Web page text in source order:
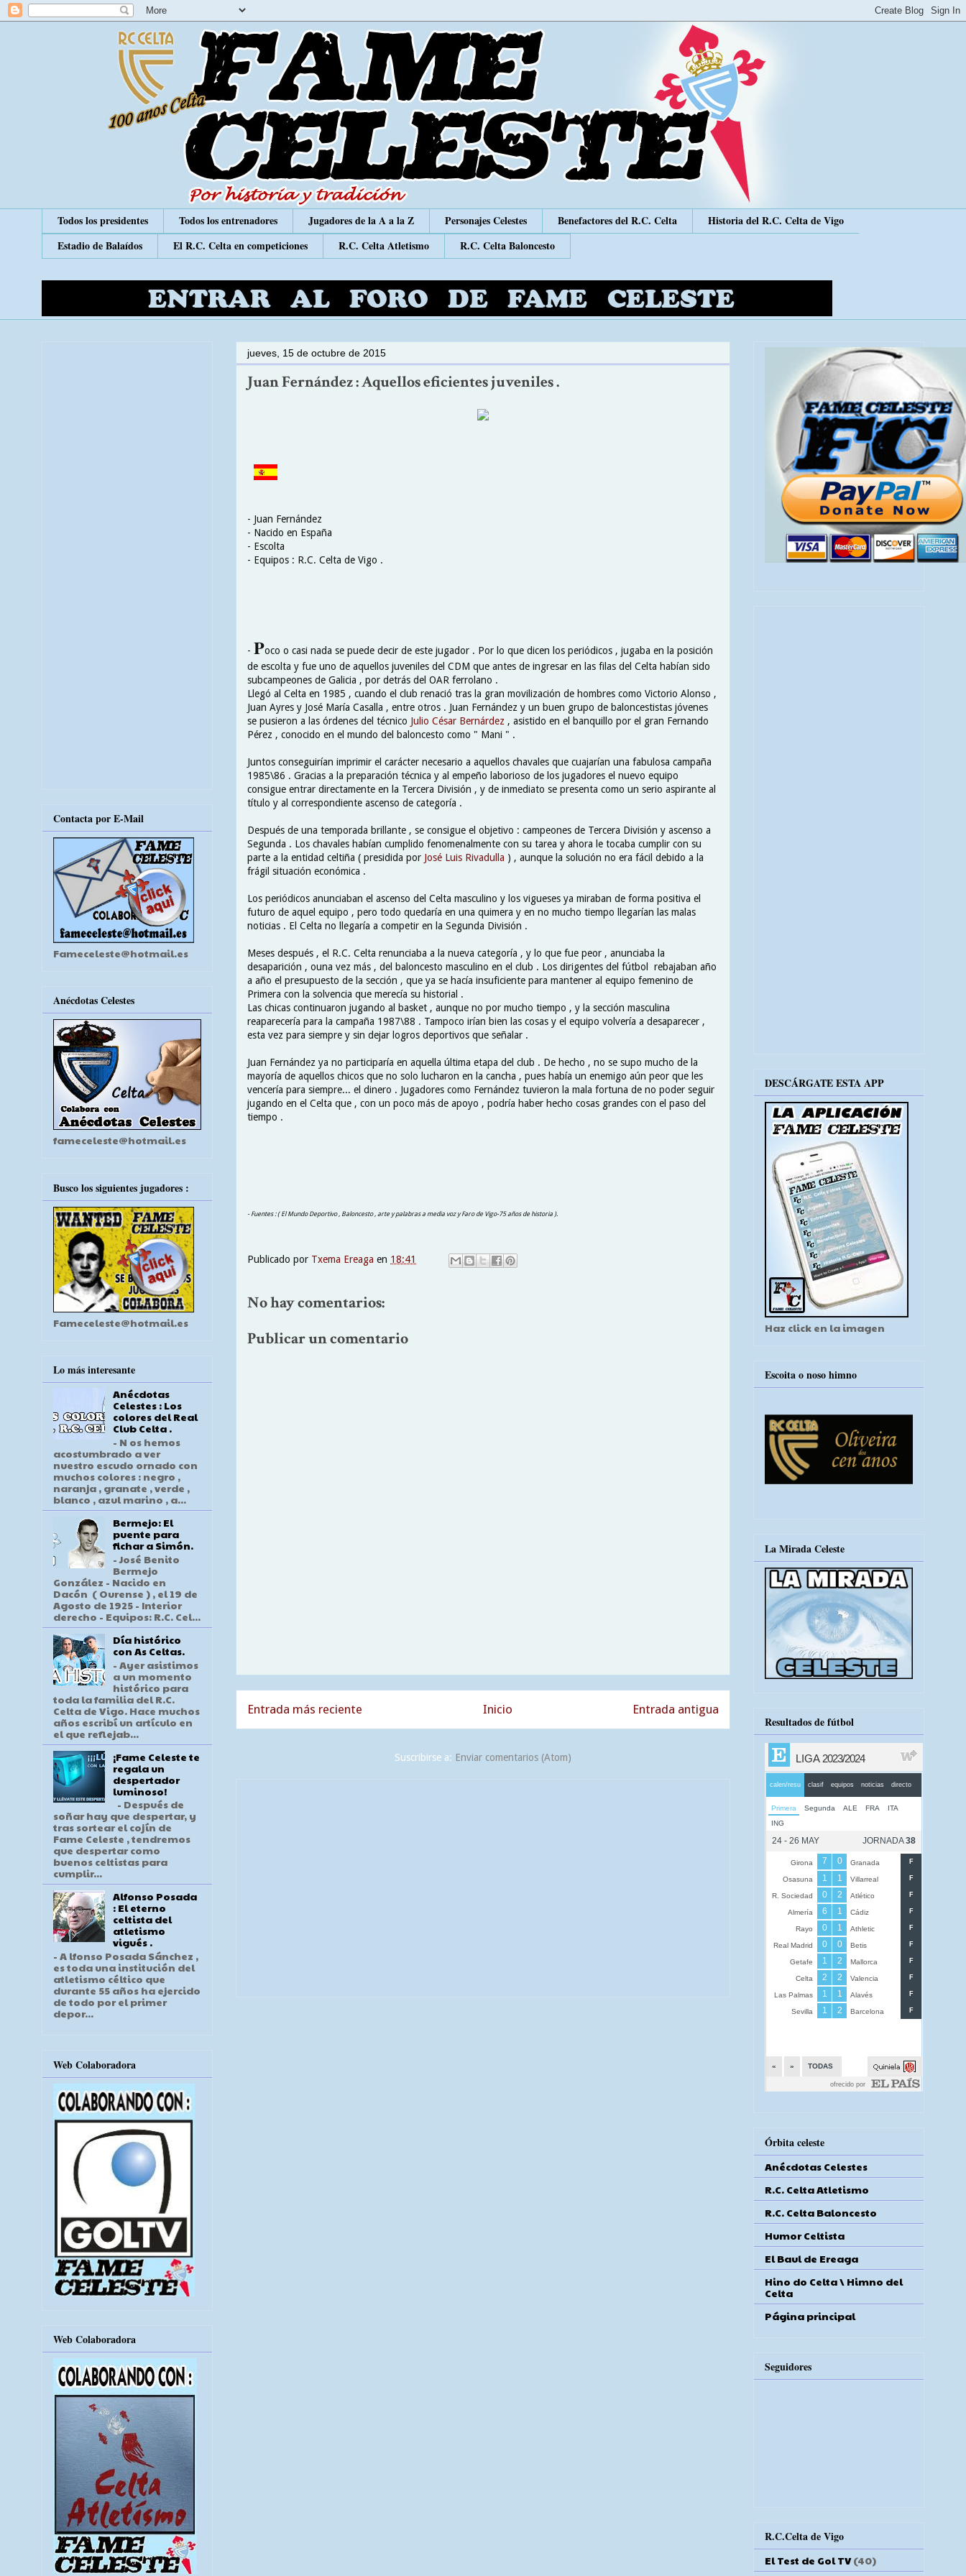
Todos los presidentes Todos los entrenadores Jugadores de la A a la Z Personajes Celestes Benefactores del R.C. Celta
Historia del R.C. Celta de Vigo
Estadio de Balaídos
El R.C. Celta en competiciones R.C. Celta Atletismo R.C. Celta Baloncesto
jueves, 15 de octubre de 2015
Juan Fernández : Aquellos eficientes juveniles .
- Juan Fernández
- Nacido en España
- Escolta
- Equipos : R.C. Celta de Vigo .
- Poco o casi nada se puede decir de este jugador . Por lo que dicen los periódicos , jugaba en la posición
de escolta y fue uno de aquellos juveniles del CDM que antes de ingresar en las filas del Celta habían sido
subcampeones de Galicia , por detrás del OAR ferrolano .
Llegó al Celta en 1985 , cuando el club renació tras la gran movilización de hombres como Victorio Alonso ,
Juan Ayres y José María Casalla , entre otros . Juan Fernández y un buen grupo de baloncestistas jóvenes
se pusieron a las órdenes del técnico Julio César Bernárdez , asistido en el banquillo por el gran Fernando
Pérez , conocido en el mundo del baloncesto como " Mani " .
Juntos conseguirían imprimir el carácter necesario a aquellos chavales que cuajarían una fabulosa campaña
1985\86 . Gracias a la preparación técnica y al empeño laborioso de los jugadores el nuevo equipo
consigue entrar directamente en la Tercera División , y de inmediato se presenta como un serio aspirante al
título y al correspondiente ascenso de categoría .
Después de una temporada brillante , se consigue el objetivo : campeones de Tercera División y ascenso a
Segunda . Los chavales habían cumplido fenomenalmente con su tarea y ahora le tocaba cumplir con su
parte a la entidad celtiña ( presidida por José Luis Rivadulla ) , aunque la solución no era fácil debido a la
frágil situación económica .
Los periódicos anunciaban el ascenso del Celta masculino y los vigueses ya miraban de forma positiva el
futuro de aquel equipo , pero todo quedaría en una quimera y en no mucho tiempo llegarían las malas
noticias . El Celta no llegaría a competir en la Segunda División .
Meses después , el R.C. Celta renunciaba a la nueva categoría , y lo que fue peor , anunciaba la
desaparición , ouna vez más , del baloncesto masculino en el club . Los dirigentes del fútbol rebajaban año
a año el presupuesto de la sección , que ya se hacía insuficiente para mantener al equipo femenino de
Primera con la solvencia que merecía su historial .
Las chicas continuaron jugando al basket , aunque no por mucho tiempo , y la sección masculina
reaparecería para la campaña 1987\88 . Tampoco irían bien las cosas y el equipo volvería a desaparecer ,
esta vez para siempre y sin dejar logros deportivos que señalar .
Juan Fernández ya no participaría en aquella última etapa del club . De hecho , no se supo mucho de la
mayoría de aquellos chicos que no solo lucharon en la cancha , pues había un enemigo aún peor que les
vencería para siempre... el dinero . Jugadores como Fernández tuvieron la mala fortuna de no poder seguir
jugando en el Celta que , con un poco más de apoyo , podría haber hecho cosas grandes con el paso del
tiempo .
- Fuentes : ( El Mundo Deportivo , Baloncesto , arte y palabras a media voz y Faro de Vigo-75 años de historia ).
Publicado por Txema Ereaga en 18:41
No hay comentarios:
Publicar un comentario
Entrada más reciente Entrada antigua
Inicio
Suscribirse a: Enviar comentarios (Atom)
Contacta por E-Mail
Fameceleste@hotmail.es
Anécdotas Celestes
fameceleste@hotmail.es
Busco los siguientes jugadores :
Fameceleste@hotmail.es
Lo más interesante
Anécdotas
Celestes : Los
colores del Real
Club Celta .
- N os hemos
acostumbrado a ver
nuestro escudo ornado con
muchos colores : negro ,
naranja , granate , verde ,
blanco , azul marino , a...
Bermejo: El
puente para
fichar a Simón.
- José Benito
Bermejo
González - Nacido en
Dacón ( Ourense ) , el 19 de
Agosto de 1925 - Interior
derecho - Equipos: R.C. Cel...
Día histórico
con As Celtas.
- Ayer asistimos
a un momento
histórico para
toda la familia del R.C.
Celta de Vigo. Hace muchos
años escribí un artículo en
el que reflejab...
¡Fame Celeste te
regala un
despertador
luminoso!
- Después de
soñar hay que despertar, y
tras sortear el cojín de
Fame Celeste , tendremos
que despertar como
buenos celtistas para
cumplir...
Alfonso Posada
: El eterno
celtista del
atletismo
vigués .
- A lfonso Posada Sánchez ,
es toda una institución del
atletismo céltico que
durante 55 años ha ejercido
de todo por el primer
depor...
Web Colaboradora
Web Colaboradora
DESCÁRGATE ESTA APP
Haz click en la imagen
Escoita o noso himno
La Mirada Celeste
Resultados de fútbol
Órbita celeste
Anécdotas Celestes
R.C. Celta Atletismo
R.C. Celta Baloncesto
Humor Celtista
El Baul de Ereaga
Hino do Celta \ Himno del
Celta
Página principal
Seguidores
R.C.Celta de Vigo
El Test de Gol TV (40)